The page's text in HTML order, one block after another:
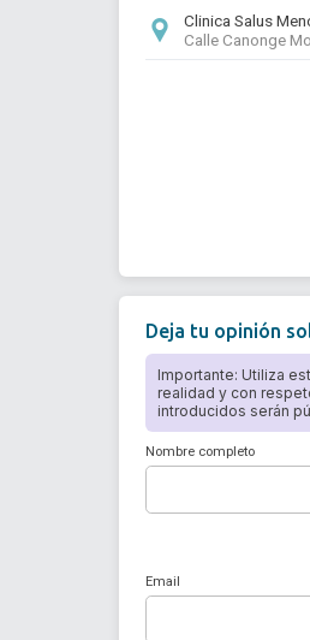
Clinica Salus
Calle Canonge
Deja tu opinión
Importante: Utiliza
realidad y con
introducidos serán
Nombre completo
Email